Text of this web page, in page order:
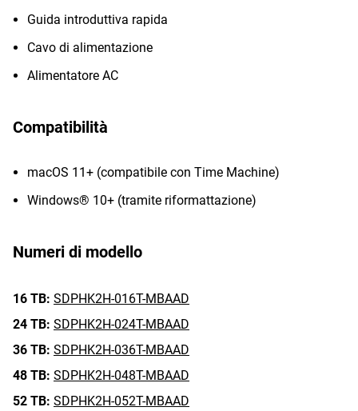
Guida introduttiva rapida
Cavo di alimentazione
Alimentatore AC
Compatibilità
macOS 11+ (compatibile con Time Machine)
Windows® 10+ (tramite riformattazione)
Numeri di modello
16 TB: SDPHK2H-016T-MBAAD
24 TB: SDPHK2H-024T-MBAAD
36 TB: SDPHK2H-036T-MBAAD
48 TB: SDPHK2H-048T-MBAAD
52 TB: SDPHK2H-052T-MBAAD